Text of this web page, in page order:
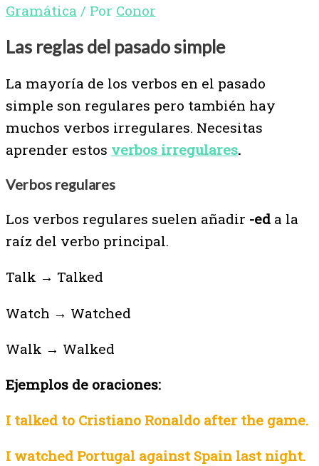
Gramática / Por Conor
Las reglas del pasado simple
La mayoría de los verbos en el pasado
simple son regulares pero también hay
muchos verbos irregulares. Necesitas
aprender estos verbos irregulares.
Verbos regulares
Los verbos regulares suelen añadir -ed a la
raíz del verbo principal.
Talk → Talked
Watch → Watched
Walk → Walked
Ejemplos de oraciones:
I talked to Cristiano Ronaldo after the game.
I watched Portugal against Spain last night.